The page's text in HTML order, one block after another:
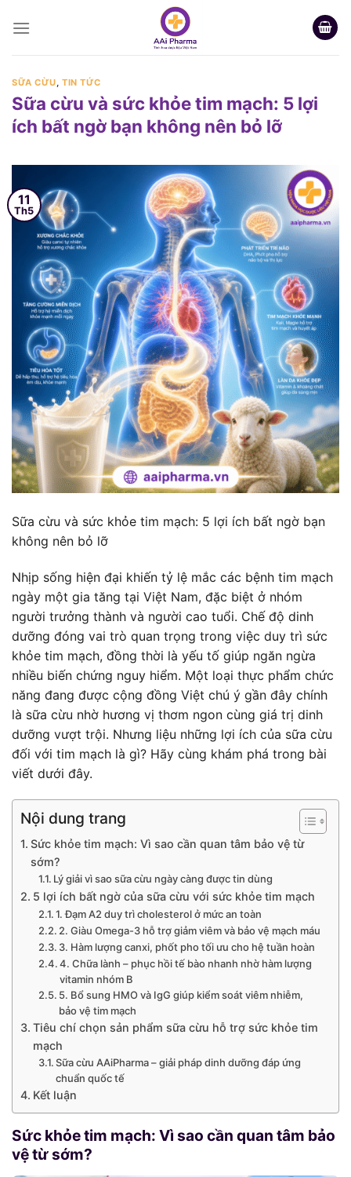
SỮA CỪU,TIN TỨC
Sữa cừu và sức khỏe tim mạch: 5 lợi
ích bất ngờ bạn không nên bỏ lỡ
11
Th5
Sữa cừu và sức khỏe tim mạch: 5 lợi ích bất ngờ bạn
không nên bỏ lỡ
Nhịp sống hiện đại khiến tỷ lệ mắc các bệnh tim mạch
ngày một gia tăng tại Việt Nam, đặc biệt ở nhóm
người trưởng thành và người cao tuổi. Chế độ dinh
dưỡng đóng vai trò quan trọng trong việc duy trì sức
khỏe tim mạch, đồng thời là yếu tố giúp ngăn ngừa
nhiều biến chứng nguy hiểm. Một loại thực phẩm chức
năng đang được cộng đồng Việt chú ý gần đây chính
là sữa cừu nhờ hương vị thơm ngon cùng giá trị dinh
dưỡng vượt trội. Nhưng liệu những lợi ích của sữa cừu
đối với tim mạch là gì? Hãy cùng khám phá trong bài
viết dưới đây.
Nội dung trang
Sức khỏe tim mạch: Vì sao cần quan tâm bảo vệ từ
sớm?
Lý giải vì sao sữa cừu ngày càng được tin dùng
5 lợi ích bất ngờ của sữa cừu với sức khỏe tim mạch
1. Đạm A2 duy trì cholesterol ở mức an toàn
2. Giàu Omega-3 hỗ trợ giảm viêm và bảo vệ mạch máu
3. Hàm lượng canxi, phốt pho tối ưu cho hệ tuần hoàn
4. Chữa lành – phục hồi tế bào nhanh nhờ hàm lượng
vitamin nhóm B
5. Bổ sung HMO và IgG giúp kiểm soát viêm nhiễm,
bảo vệ tim mạch
Tiêu chí chọn sản phẩm sữa cừu hỗ trợ sức khỏe tim
mạch
Sữa cừu AAiPharma – giải pháp dinh dưỡng đáp ứng
chuẩn quốc tế
Kết luận
Sức khỏe tim mạch: Vì sao cần quan tâm bảo
vệ từ sớm?